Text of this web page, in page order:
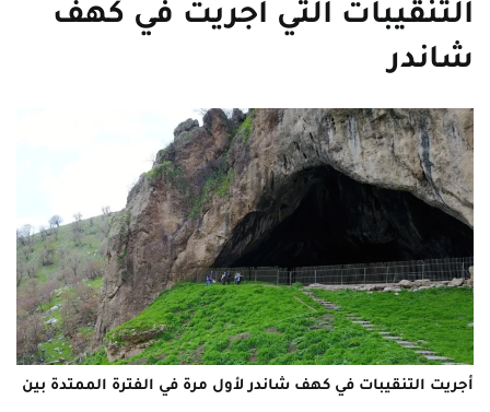
التنقيبات التي أجريت في كهف
شاندر
أجريت التنقيبات في كهف شاندر لأول مرة في الفترة الممتدة بين